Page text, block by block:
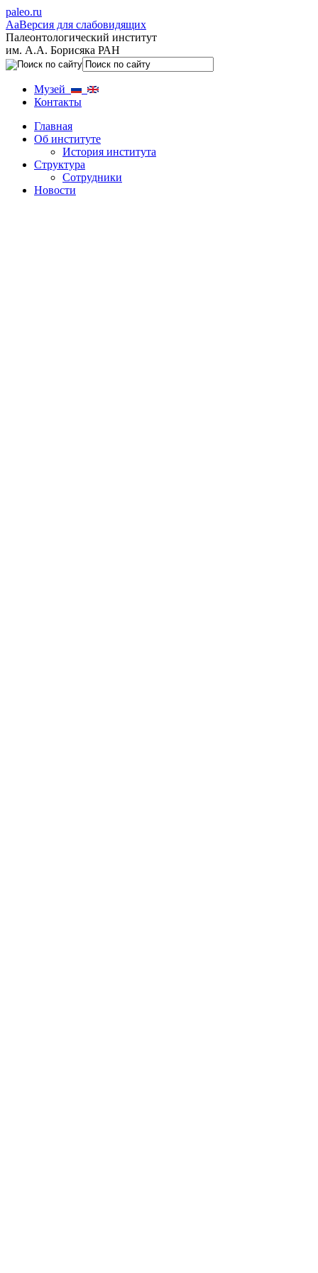
paleo.ru
AaВерсия для слабовидящих
Палеонтологический институт
им. А.А. Борисяка РАН
Музей
Контакты
Главная
Об институте
История института
Структура
Сотрудники
Новости